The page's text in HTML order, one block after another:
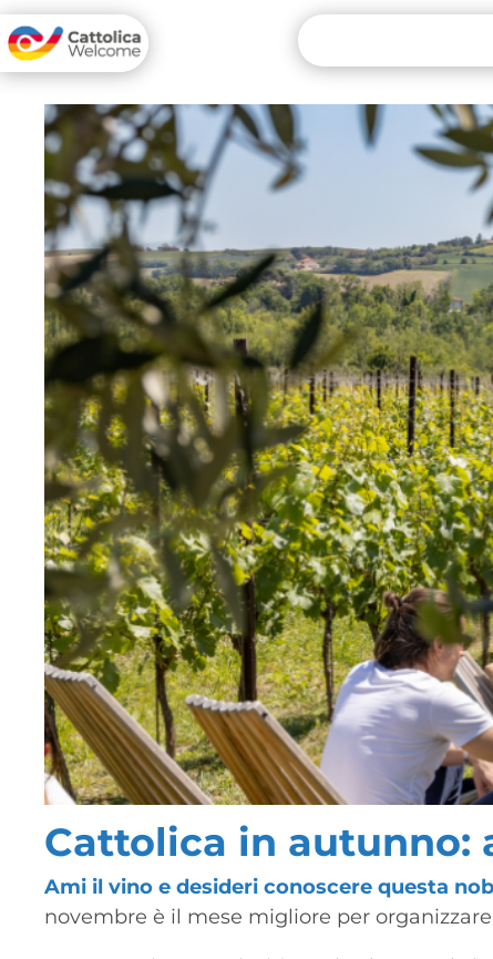
Cattolica in autunno:
Ami il vino e desideri conoscere questa
novembre è il mese migliore per